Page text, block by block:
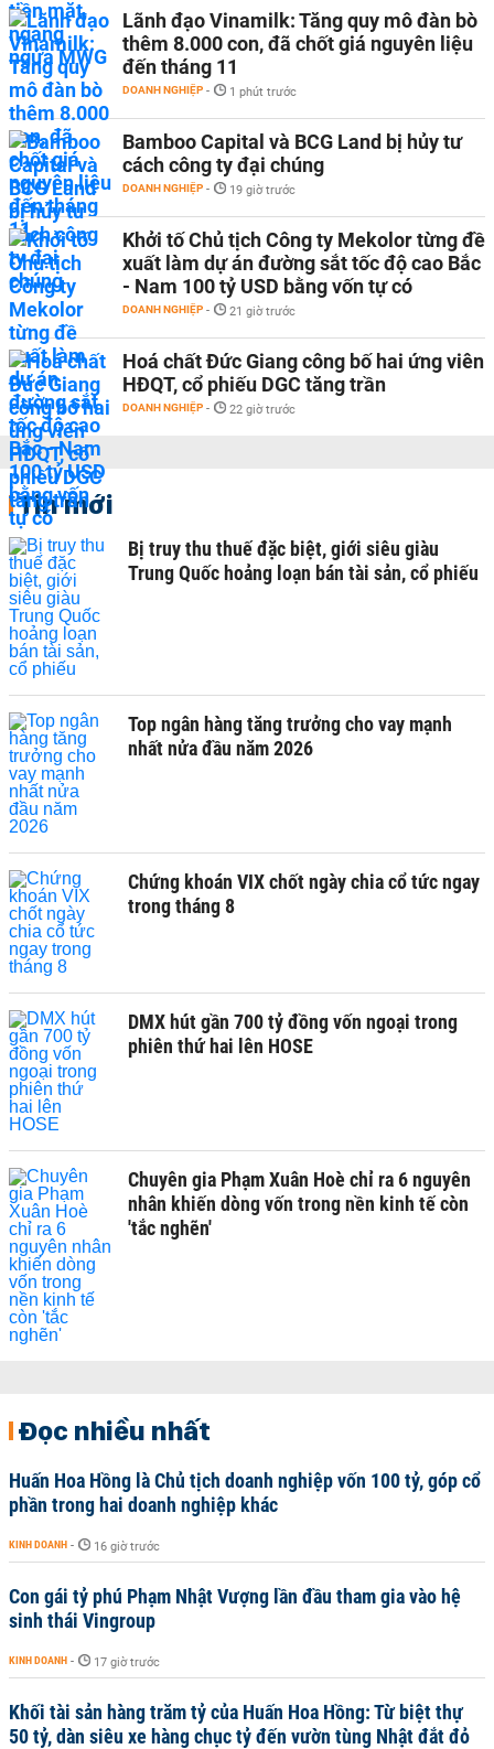
Lãnh đạo Vinamilk: Tăng quy mô đàn bò
thêm 8.000 con, đã chốt giá nguyên liệu
đến tháng 11
DOANH NGHIỆP - 1 phút trước
Bamboo Capital và BCG Land bị hủy tư
cách công ty đại chúng
DOANH NGHIỆP - 19 giờ trước
Khởi tố Chủ tịch Công ty Mekolor từng đề
xuất làm dự án đường sắt tốc độ cao Bắc
- Nam 100 tỷ USD bằng vốn tự có
DOANH NGHIỆP - 21 giờ trước
Hoá chất Đức Giang công bố hai ứng viên
HĐQT, cổ phiếu DGC tăng trần
DOANH NGHIỆP - 22 giờ trước
Tin mới
Bị truy thu thuế đặc biệt, giới siêu giàu
Trung Quốc hoảng loạn bán tài sản, cổ phiếu
Top ngân hàng tăng trưởng cho vay mạnh
nhất nửa đầu năm 2026
Chứng khoán VIX chốt ngày chia cổ tức ngay
trong tháng 8
DMX hút gần 700 tỷ đồng vốn ngoại trong
phiên thứ hai lên HOSE
Chuyên gia Phạm Xuân Hoè chỉ ra 6 nguyên
nhân khiến dòng vốn trong nền kinh tế còn
'tắc nghẽn'
Đọc nhiều nhất
Huấn Hoa Hồng là Chủ tịch doanh nghiệp vốn 100 tỷ, góp cổ
phần trong hai doanh nghiệp khác
KINH DOANH - 16 giờ trước
Con gái tỷ phú Phạm Nhật Vượng lần đầu tham gia vào hệ
sinh thái Vingroup
KINH DOANH - 17 giờ trước
Khối tài sản hàng trăm tỷ của Huấn Hoa Hồng: Từ biệt thự
50 tỷ, dàn siêu xe hàng chục tỷ đến vườn tùng Nhật đắt đỏ